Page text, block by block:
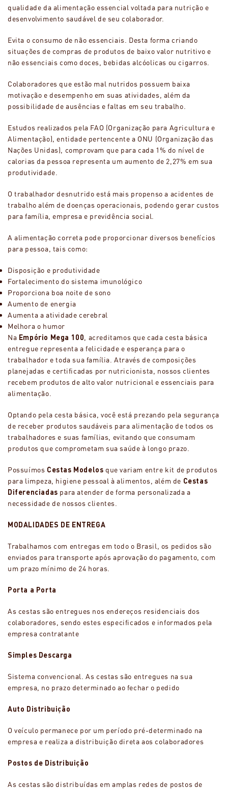
qualidade da alimentação essencial voltada para nutrição e
desenvolvimento saudável de seu colaborador.
Evita o consumo de não essenciais. Desta forma criando
situações de compras de produtos de baixo valor nutritivo e
não essenciais como doces, bebidas alcóolicas ou cigarros.
Colaboradores que estão mal nutridos possuem baixa
motivação e desempenho em suas atividades, além da
possibilidade de ausências e faltas em seu trabalho.
Estudos realizados pela FAO (Organização para Agricultura e
Alimentação), entidade pertencente a ONU (Organização das
Nações Unidas), comprovam que para cada 1% do nível de
calorias da pessoa representa um aumento de 2,27% em sua
produtividade.
O trabalhador desnutrido está mais propenso a acidentes de
trabalho além de doenças operacionais, podendo gerar custos
para família, empresa e previdência social.
A alimentação correta pode proporcionar diversos benefícios
para pessoa, tais como:
Disposição e produtividade
Fortalecimento do sistema imunológico
Proporciona boa noite de sono
Aumento de energia
Aumenta a atividade cerebral
Melhora o humor
Na Empório Mega 100, acreditamos que cada cesta básica
entregue representa a felicidade e esperança para o
trabalhador e toda sua família. Através de composições
planejadas e certificadas por nutricionista, nossos clientes
recebem produtos de alto valor nutricional e essenciais para
alimentação.
Optando pela cesta básica, você está prezando pela segurança
de receber produtos saudáveis para alimentação de todos os
trabalhadores e suas famílias, evitando que consumam
produtos que comprometam sua saúde à longo prazo.
Possuímos Cestas Modelos que variam entre kit de produtos
para limpeza, higiene pessoal à alimentos, além de Cestas
Diferenciadas para atender de forma personalizada a
necessidade de nossos clientes.
MODALIDADES DE ENTREGA
Trabalhamos com entregas em todo o Brasil, os pedidos são
enviados para transporte após aprovação do pagamento, com
um prazo mínimo de 24 horas.
Porta a Porta
As cestas são entregues nos endereços residenciais dos
colaboradores, sendo estes especificados e informados pela
empresa contratante
Simples Descarga
Sistema convencional. As cestas são entregues na sua
empresa, no prazo determinado ao fechar o pedido
Auto Distribuição
O veículo permanece por um período pré-determinado na
empresa e realiza a distribuição direta aos colaboradores
Postos de Distribuição
As cestas são distribuídas em amplas redes de postos de